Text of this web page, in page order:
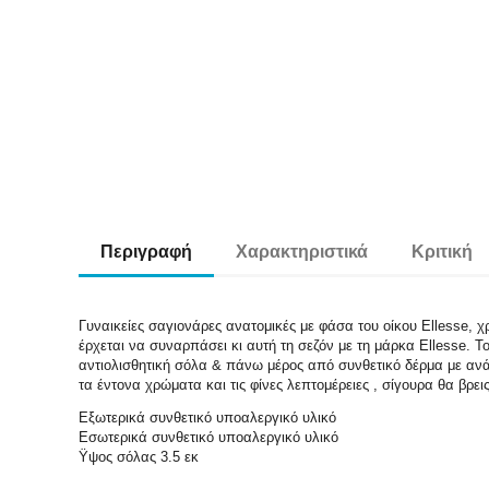
Περιγραφή Χαρακτηριστικά Κριτική
Γυναικείες σαγιονάρες ανατομικές με φάσα του οίκου
έρχεται να συναρπάσει κι αυτή τη σεζόν με τη μάρκα
αντιολισθητική σόλα & πάνω μέρος από συνθετικό δέρμα με
τα έντονα χρώματα και τις φίνες λεπτομέρειες , σίγουρα θα
Εξωτερικά συνθετικό υποαλεργικό υλικό
Εσωτερικά συνθετικό υποαλεργικό υλικό
Ϋψος σόλας 3.5 εκ